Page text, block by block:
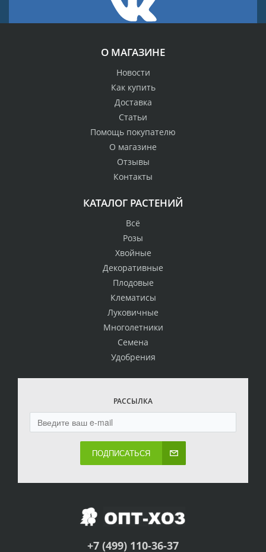
О МАГАЗИНЕ
Новости
Как купить
Доставка
Статьи
Помощь покупателю
О магазине
Отзывы
Контакты
КАТАЛОГ РАСТЕНИЙ
Всё
Розы
Хвойные
Декоративные
Плодовые
Клематисы
Луковичные
Многолетники
Семена
Удобрения
РАССЫЛКА
ПОДПИСАТЬСЯ
+7 (499) 110-36-37